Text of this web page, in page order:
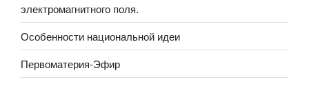
электромагнитного поля.
Особенности национальной идеи
Первоматерия-Эфир